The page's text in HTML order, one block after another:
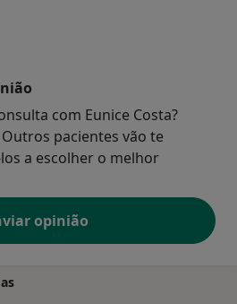
convosco.
com Eunice Costa?
pacientes vão te
a escolher o melhor
opinião